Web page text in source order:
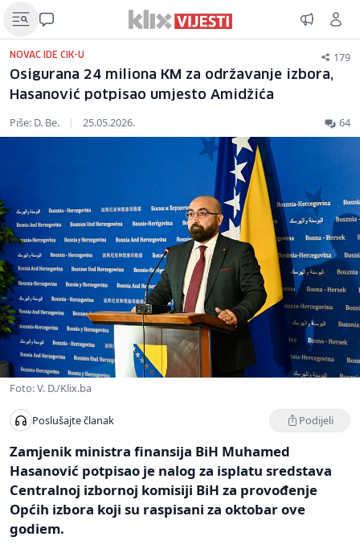
NOVAC IDE CIK-U 179
Osigurana 24 miliona KM za održavanje izbora,
Hasanović potpisao umjesto Amidžića
Piše: D. Be. | 25.05.2026. 64
Foto: V. D./Klix.ba
Poslušajte članak Podijeli
Zamjenik ministra finansija BiH Muhamed
Hasanović potpisao je nalog za isplatu sredstava
Centralnoj izbornoj komisiji BiH za provođenje
Općih izbora koji su raspisani za oktobar ove
godiem.